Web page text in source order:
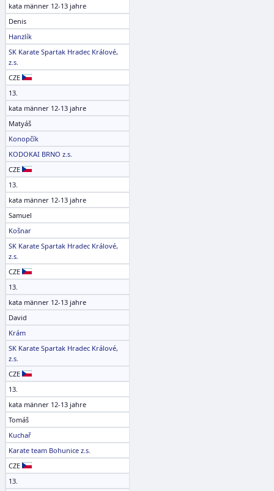
kata männer 12-13 jahre
Denis
Hanzlík
SK Karate Spartak Hradec Králové,
z.s.
CZE
13.
kata männer 12-13 jahre
Matyáš
Konopčík
KODOKAI BRNO z.s.
CZE
13.
kata männer 12-13 jahre
Samuel
Košnar
SK Karate Spartak Hradec Králové,
z.s.
CZE
13.
kata männer 12-13 jahre
David
Krám
SK Karate Spartak Hradec Králové,
z.s.
CZE
13.
kata männer 12-13 jahre
Tomáš
Kuchař
Karate team Bohunice z.s.
CZE
13.